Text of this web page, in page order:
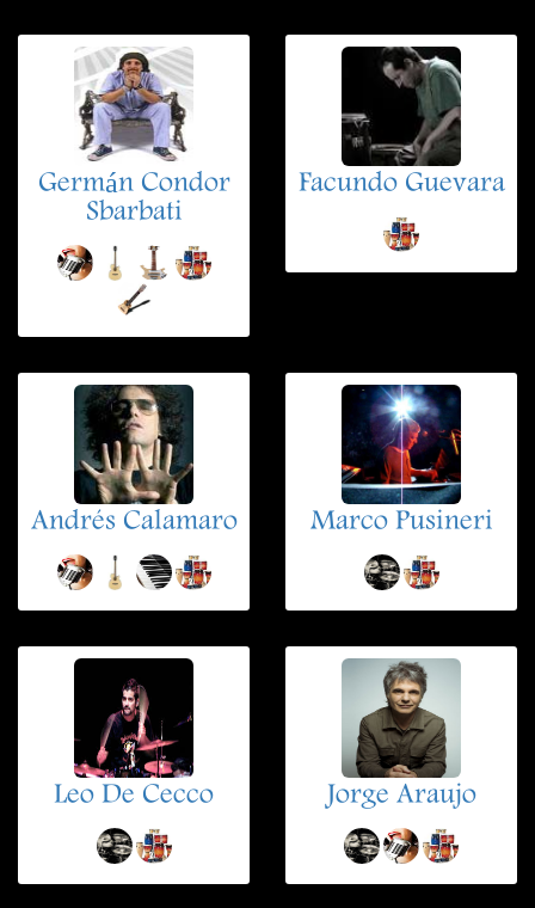
Germán Condor
Sbarbati
Facundo Guevara
Andrés Calamaro Marco Pusineri
Leo De Cecco Jorge Araujo